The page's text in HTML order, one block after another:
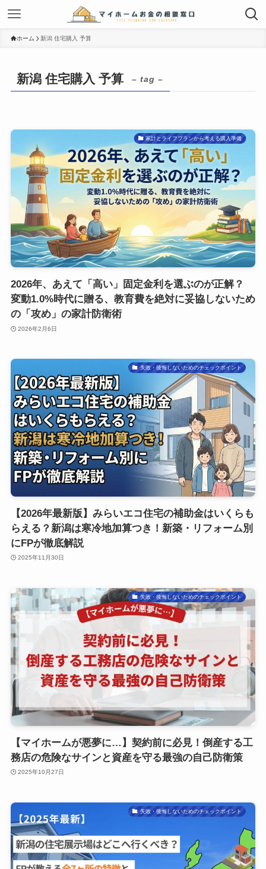
ホーム 新潟 住宅購入 予算
新潟 住宅購入 予算 – tag –
家計とライフプランから考える購入準備
2026年、あえて「高い」固定金利を選ぶのが正解？
変動1.0%時代に贈る、教育費を絶対に妥協しないため
の「攻め」の家計防衛術
2026年2月6日
失敗・後悔しないためのチェックポイント
【2026年最新版】みらいエコ住宅の補助金はいくらも
らえる？新潟は寒冷地加算つき！新築・リフォーム別
にFPが徹底解説
2025年11月30日
失敗・後悔しないためのチェックポイント
【マイホームが悪夢に…】契約前に必見！倒産する工
務店の危険なサインと資産を守る最強の自己防衛策
2025年10月27日
失敗・後悔しないためのチェックポイント